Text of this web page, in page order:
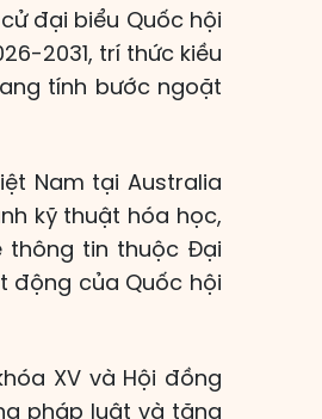
đại biểu Quốc hội
2031, trí thức kiều
tính bước ngoặt
Nam tại Australia
kỹ thuật hóa học,
thông tin thuộc Đại
động của Quốc hội
XV và Hội đồng
pháp luật và tăng